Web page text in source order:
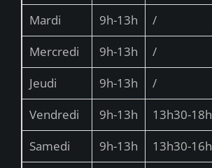
Mardi
9h-13h
/
Mercredi
9h-13h
/
Jeudi
9h-13h
/
Vendredi
9h-13h
13h30-18h
Samedi
9h-13h
13h30-16h